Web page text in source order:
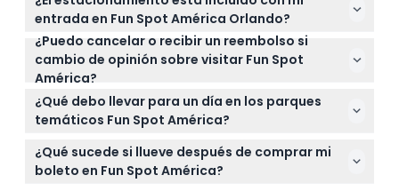
hay opciones para comer disponibles, incluyendo
una oferta de comida de un día que ofrece dos
comidas y un aperitivo.
entrada en Fun Spot América Orlando?
Sí, el estacionamiento es gratuito y está incluido
con tu entrada, así que no tienes que preocuparte
por tarifas extra de estacionamiento.
¿Puedo cancelar o recibir un reembolso si
cambio de opinión sobre visitar Fun Spot
América?
Los boletos no son reembolsables y no pueden
cancelarse, así que asegúrate de tus planes antes
de reservar tu visita.
¿Qué debo llevar para un día en los parques
temáticos Fun Spot América?
Lleva ropa cómoda y calzado adecuado para las
actividades del parque temático, protector solar, y
un boleto válido reservado en línea aquí para
¿Qué sucede si llueve después de comprar mi
boleto en Fun Spot América?